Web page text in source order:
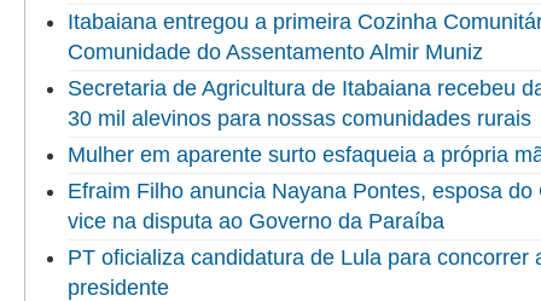
Itabaiana entregou a primeira Cozinha
Comunidade do Assentamento Almir Muniz
Secretaria de Agricultura de Itabaiana recebeu
30 mil alevinos para nossas comunidades rurais
Mulher em aparente surto esfaqueia a própria
Efraim Filho anuncia Nayana Pontes, esposa
vice na disputa ao Governo da Paraíba
PT oficializa candidatura de Lula para concorrer
presidente